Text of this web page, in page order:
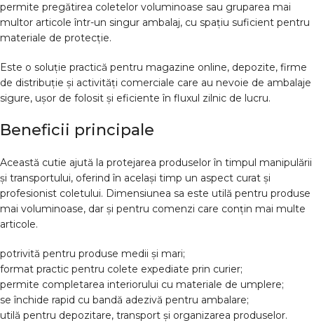
permite pregătirea coletelor voluminoase sau gruparea mai
multor articole într-un singur ambalaj, cu spațiu suficient pentru
materiale de protecție.
Este o soluție practică pentru magazine online, depozite, firme
de distribuție și activități comerciale care au nevoie de ambalaje
sigure, ușor de folosit și eficiente în fluxul zilnic de lucru.
Beneficii principale
Această cutie ajută la protejarea produselor în timpul manipulării
și transportului, oferind în același timp un aspect curat și
profesionist coletului. Dimensiunea sa este utilă pentru produse
mai voluminoase, dar și pentru comenzi care conțin mai multe
articole.
potrivită pentru produse medii și mari;
format practic pentru colete expediate prin curier;
permite completarea interiorului cu materiale de umplere;
se închide rapid cu bandă adezivă pentru ambalare;
utilă pentru depozitare, transport și organizarea produselor.